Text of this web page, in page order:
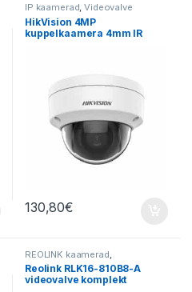
IP kaamerad,Videovalve
HikVision 4MP
kuppelkaamera 4mm IR
130,80€
REOLINK kaamerad
Valvekaamerate komplektid
Videovalve,Videovalve
komplektid
Reolink RLK16-810B8-A
videovalve komplekt